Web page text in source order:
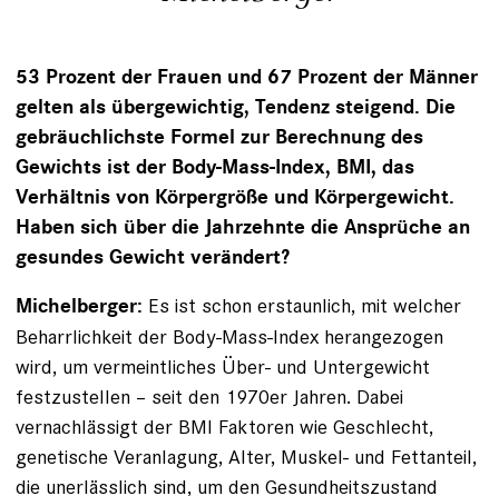
53 Prozent der Frauen und 67 Prozent der Männer
­gelten als übergewichtig, Tendenz steigend. Die
gebräuchlichste Formel zur Berechnung des
Gewichts ist der Body-Mass-Index, BMI, das
Verhältnis von Körpergröße und Körpergewicht.
Haben sich über die Jahrzehnte die Ansprüche an
gesundes Gewicht verändert?
Michelberger: Es ist schon erstaunlich, mit welcher
Beharrlichkeit der Body-Mass-Index herangezogen
wird, um vermeintliches Über- und Untergewicht
festzustellen – seit den 1970er Jahren. Dabei
vernachlässigt der BMI Faktoren wie Geschlecht,
genetische Veranlagung, Alter, Muskel- und Fettanteil,
die unerlässlich sind, um den Gesundheitszustand